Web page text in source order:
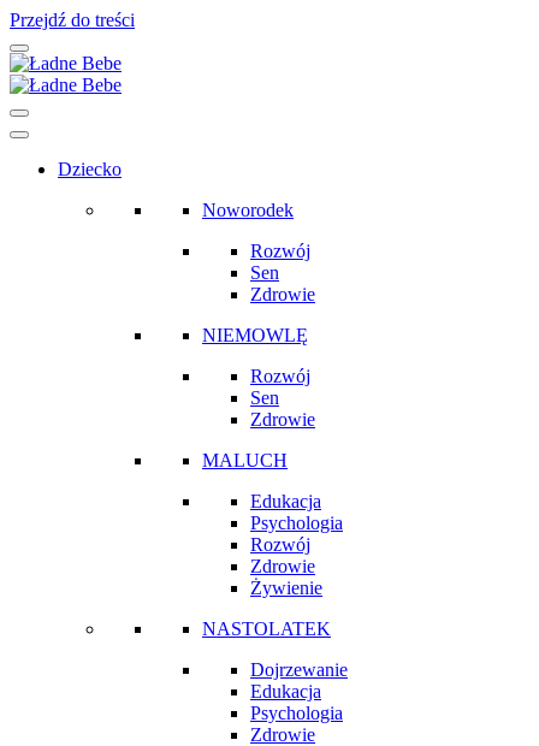
Przejdź do treści
Main
Navigation
Dziecko
Noworodek
Rozwój
Sen
Zdrowie
NIEMOWLĘ
Rozwój
Sen
Zdrowie
MALUCH
Edukacja
Psychologia
Rozwój
Zdrowie
Żywienie
NASTOLATEK
Dojrzewanie
Edukacja
Psychologia
Zdrowie